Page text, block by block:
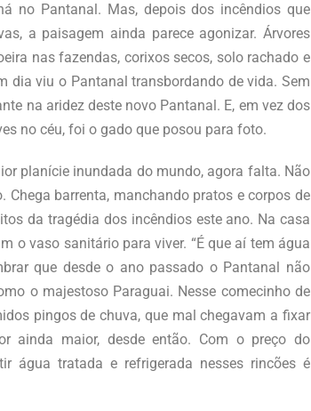
no Pantanal. Mas, depois dos incêndios que
a paisagem ainda parece agonizar. Árvores
nas fazendas, corixos secos, solo rachado e
dia viu o Pantanal transbordando de vida. Sem
na aridez deste novo Pantanal. E, em vez dos
no céu, foi o gado que posou para foto.
planície inundada do mundo, agora falta. Não
barrenta, manchando pratos e corpos de
da tragédia dos incêndios este ano. Na casa
o vaso sanitário para viver. “É que aí tem água
que desde o ano passado o Pantanal não
o majestoso Paraguai. Nesse comecinho de
pingos de chuva, que mal chegavam a fixar
ainda maior, desde então. Com o preço do
água tratada e refrigerada nesses rincões é